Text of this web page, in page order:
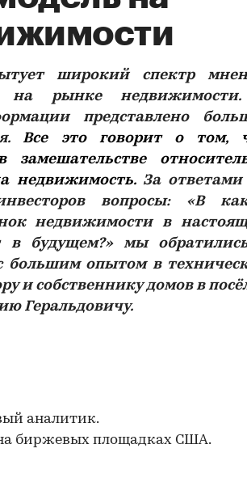
широкий спектр
на рынке
представлено
Все это говорит о том,
замешательстве
недвижимость.За ответами
вопросы: «В
недвижимости в
будущем?» мы
большим опытом в
и собственнику домов в
Геральдовичу.
аналитик.
биржевых площадках США.